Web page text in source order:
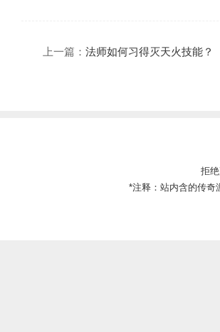
上一篇： 法师如何习得灭天火技能？
拒
*注释：站内含的传奇